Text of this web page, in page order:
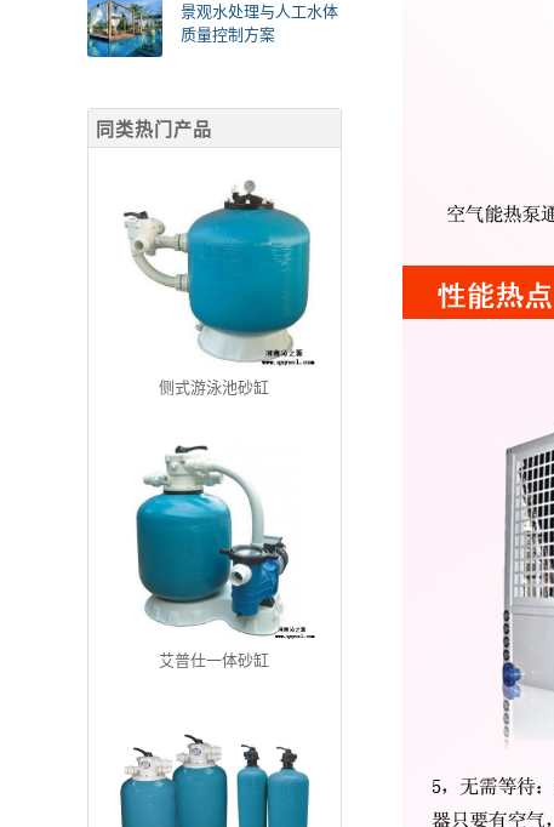
景观水处理与人工水体
质量控制方案
同类热门产品
侧式游泳池砂缸
艾普仕一体砂缸